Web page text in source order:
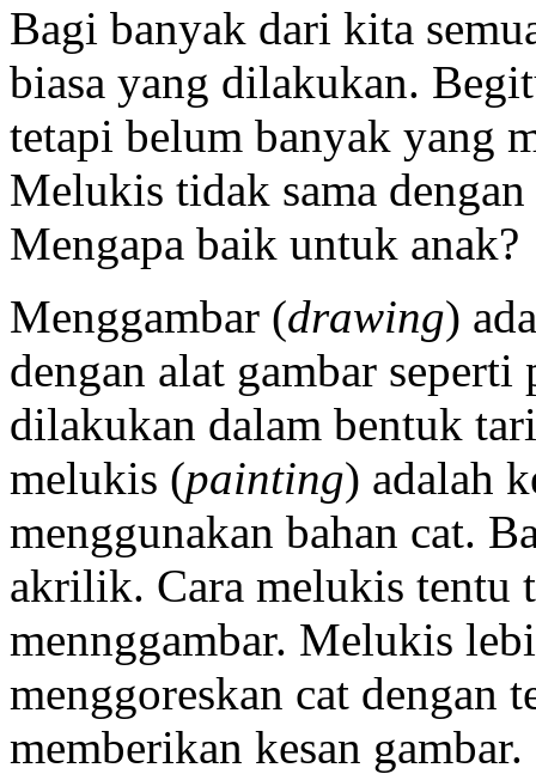
Bagi banyak dari kita
biasa yang dilakukan.
tetapi belum banyak yang
Melukis tidak sama
Mengapa baik untuk anak?
Menggambar (drawing)
dengan alat gambar
dilakukan dalam bentuk
melukis (painting) adalah
menggunakan bahan cat.
akrilik. Cara melukis tentu
mennggambar. Melukis
menggoreskan cat dengan
memberikan kesan